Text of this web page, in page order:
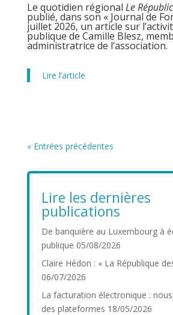
Le quotidien régional Le
publié, dans son « Journal de
juillet 2026, un article sur
publique de Camille Blesz,
administratrice de l’association.
Lire l’article
« Entrées précédentes
Lire les dernières
publications
De banquière au Luxembourg à
publique 05/08/2026
Claire Hédon : « La République
06/07/2026
La facturation électronique :
des plateformes 18/05/2026